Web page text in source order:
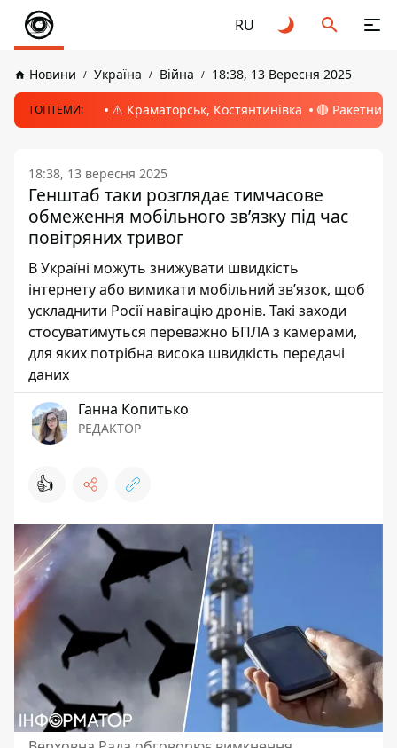
RU
Новини Україна Війна 18:38, 13 Вересня 2025
ТОПТЕМИ: ⚠️ Краматорськ, Костянтинівка 🔴 Ракетний
18:38, 13 вересня 2025
Генштаб таки розглядає тимчасове
обмеження мобільного зв’язку під час
повітряних тривог
В Україні можуть знижувати швидкість
інтернету або вимикати мобільний зв’язок, щоб
ускладнити Росії навігацію дронів. Такі заходи
стосуватимуться переважно БПЛА з камерами,
для яких потрібна висока швидкість передачі
даних
Ганна Копитько
РЕДАКТОР
👍